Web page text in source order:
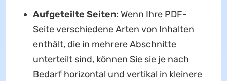
Aufgeteilte Seiten: Wenn Ihre PDF-
Seite verschiedene Arten von Inhalten
enthält, die in mehrere Abschnitte
unterteilt sind, können Sie sie je nach
Bedarf horizontal und vertikal in kleinere